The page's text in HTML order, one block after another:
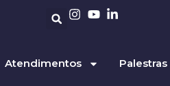
Atendimentos Palestras